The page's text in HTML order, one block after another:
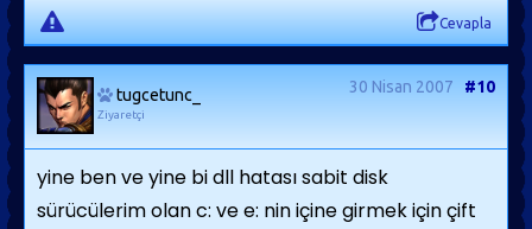
Cevapla
tugcetunc_
Ziyaretçi
30 Nisan 2007 #10
yine ben ve yine bi dll hatası sabit disk
sürücülerim olan c: ve e: nin içine girmek için çift